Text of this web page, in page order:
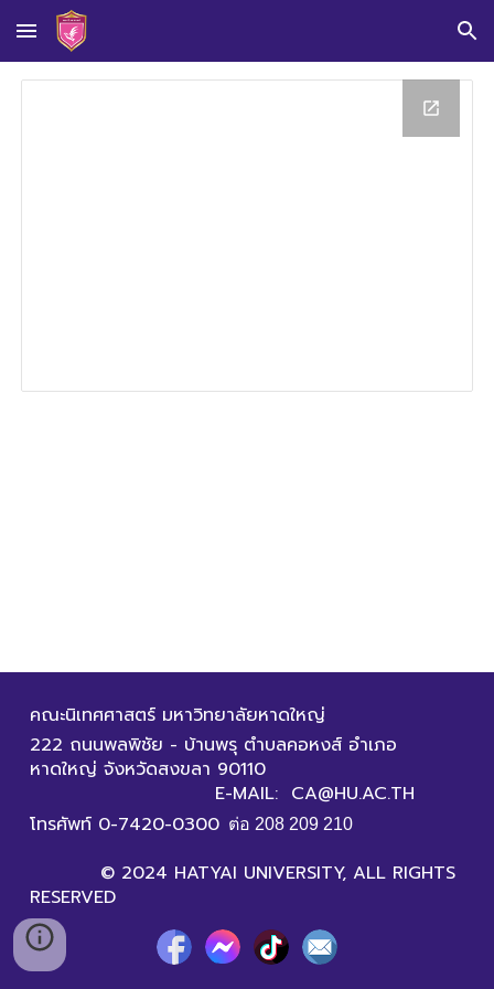
Skip to main content Skip to navigation
คณะนิเทศศาสตร์ มหาวิทยาลัยหาดใหญ่
222 ถนนพลพิชัย - บ้านพรุ ตำบลคอหงส์ อำเภอ
หาดใหญ่ จังหวัดสงขลา 90110
E-MAIL: CA@HU.AC.TH
โทรศัพท์ 0-7420-0300 ต่อ 208 209 210
© 2024 HATYAI UNIVERSITY, ALL RIGHTS
RESERVED